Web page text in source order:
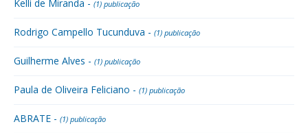
Kelli de Miranda - (1) publicação
Rodrigo Campello Tucunduva - (1) publicação
Guilherme Alves - (1) publicação
Paula de Oliveira Feliciano - (1) publicação
ABRATE - (1) publicação